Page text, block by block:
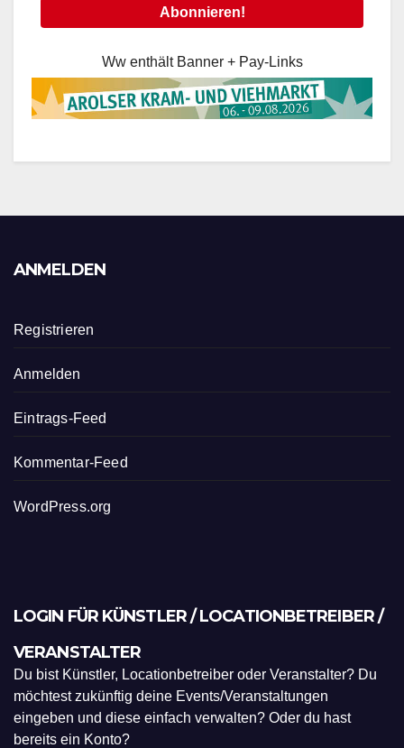
Ww enthält Banner + Pay-Links
ANMELDEN
Registrieren
Anmelden
Eintrags-Feed
Kommentar-Feed
WordPress.org
LOGIN FÜR KÜNSTLER / LOCATIONBETREIBER /
VERANSTALTER
Du bist Künstler, Locationbetreiber oder Veranstalter? Du
möchtest zukünftig deine Events/Veranstaltungen
eingeben und diese einfach verwalten? Oder du hast
bereits ein Konto?